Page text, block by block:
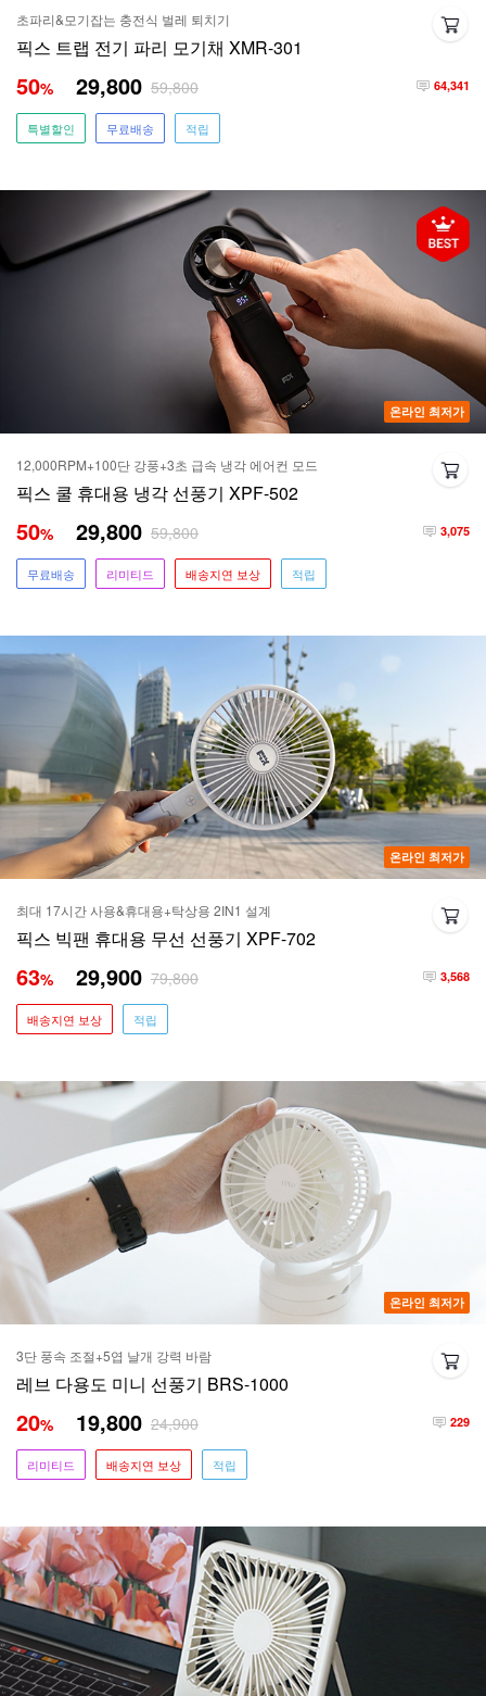
초파리&모기잡는 충전식 벌레 퇴치기
픽스 트랩 전기 파리 모기채 XMR-301
64,341
50% 29,800 59,800
특별할인 무료배송 적립
온라인 최저가
12,000RPM+100단 강풍+3초 급속 냉각 에어컨 모드
픽스 쿨 휴대용 냉각 선풍기 XPF-502
3,075
50% 29,800 59,800
무료배송 리미티드 배송지연 보상 적립
온라인 최저가
최대 17시간 사용&휴대용+탁상용 2IN1 설계
픽스 빅팬 휴대용 무선 선풍기 XPF-702
3,568
63% 29,900 79,800
배송지연 보상 적립
온라인 최저가
3단 풍속 조절+5엽 날개 강력 바람
레브 다용도 미니 선풍기 BRS-1000
229
20% 19,800 24,900
리미티드 배송지연 보상 적립